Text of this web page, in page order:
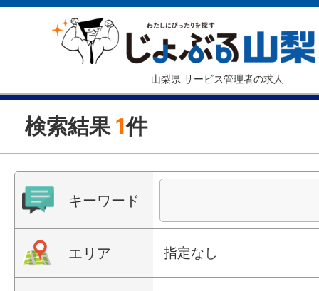
山梨県 サービス管理者の求人
検索結果 1件
キーワード
エリア 指定なし